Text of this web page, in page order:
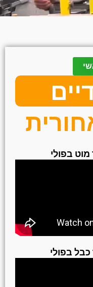
בפולי
בפולי